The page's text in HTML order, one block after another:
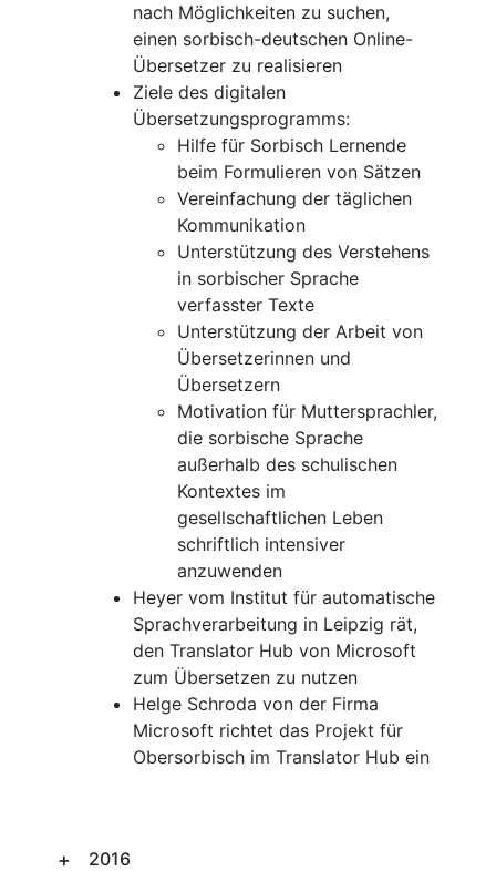
nach Möglichkeiten zu suchen,
einen sorbisch-deutschen Online-
Übersetzer zu realisieren
Ziele des digitalen
Übersetzungsprogramms:
Hilfe für Sorbisch Lernende
beim Formulieren von Sätzen
Vereinfachung der täglichen
Kommunikation
Unterstützung des Verstehens
in sorbischer Sprache
verfasster Texte
Unterstützung der Arbeit von
Übersetzerinnen und
Übersetzern
Motivation für Muttersprachler,
die sorbische Sprache
außerhalb des schulischen
Kontextes im
gesellschaftlichen Leben
schriftlich intensiver
anzuwenden
Heyer vom Institut für automatische
Sprachverarbeitung in Leipzig rät,
den Translator Hub von Microsoft
zum Übersetzen zu nutzen
Helge Schroda von der Firma
Microsoft richtet das Projekt für
Obersorbisch im Translator Hub ein
2016